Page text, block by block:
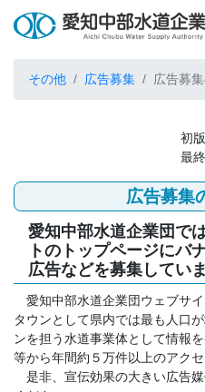
その他 広告募集 広告募
初
最
広告募集
愛知中部水道企業団で
トのトップページにバ
広告などを募集していま
愛知中部水道企業団ウェブサ
タウンとして県内では最も人口
ンを担う水道事業体として情報
等から年間約５万件以上のアクセ
是非、宣伝効果の大きい広告